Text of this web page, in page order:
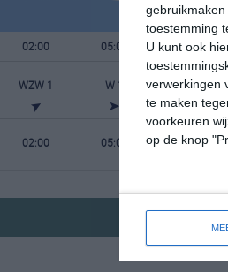
toestemming
U kunt ook
verwerkingen
te maken
voorkeuren
op de knop
02:00 05:00 08:00
WZW 1 W 1 NNW 1
02:00 05:00 08:00
bekijk de